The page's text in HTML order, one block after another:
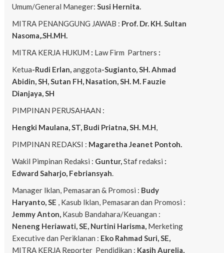
Umum/General Maneger: Susi Hernita.
MITRA PENANGGUNG JAWAB : Prof. Dr. KH. Sultan
Nasoma,.SH.MH.
MITRA KERJA HUKUM : Law Firm Partners :
Ketua-Rudi Erlan,anggota-Sugianto, SH. Ahmad
Abidin, SH, Sutan FH, Nasation, SH. M. Fauzie
Dianjaya, SH
PIMPINAN PERUSAHAAN :
Hengki Maulana, ST, Budi Priatna, SH. M.H,
PIMPINAN REDAKSI : Magaretha Jeanet Pontoh.
Wakil Pimpinan Redaksi : Guntur,Staf redaksi :
Edward Saharjo, Febriansyah.
Manager Iklan, Pemasaran & Promosi : Budy
Haryanto, SE , Kasub Iklan, Pemasaran dan Promosi :
Jemmy Anton, Kasub Bandahara/Keuangan :
Neneng Heriawati, SE, Nurtini Harisma, Merketing
Executive dan Periklanan : Eko Rahmad Suri, SE,
MITRA KERJA Reporter Pendidikan : Kasih Aurelia,